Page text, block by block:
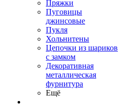
Пряжки
Пуговицы
джинсовые
Пукля
Хольнитены
Цепочки из шариков
с замком
Декоративная
металлическая
фурнитура
Ещё